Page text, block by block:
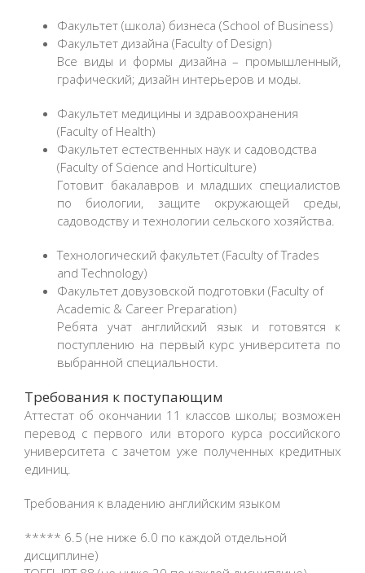
Факультет (школа) бизнеса (School of Business)
Факультет дизайна (Faculty of Design)
Все виды и формы дизайна – промышленный,
графический; дизайн интерьеров и моды.
Факультет медицины и здравоохранения
(Faculty of Health)
Факультет естественных наук и садоводства
(Faculty of Science and Horticulture)
Готовит бакалавров и младших специалистов
по биологии, защите окружающей среды,
садоводству и технологии сельского хозяйства.
Технологический факультет (Faculty of Trades
and Technology)
Факультет довузовской подготовки (Faculty of
Academic & Career Preparation)
Ребята учат английский язык и готовятся к
поступлению на первый курс университета по
выбранной специальности.
Требования к поступающим
Аттестат об окончании 11 классов школы; возможен
перевод с первого или второго курса российского
университета с зачетом уже полученных кредитных
единиц.
Требования к владению английским языком
***** 6.5 (не ниже 6.0 по каждой отдельной
дисциплине)